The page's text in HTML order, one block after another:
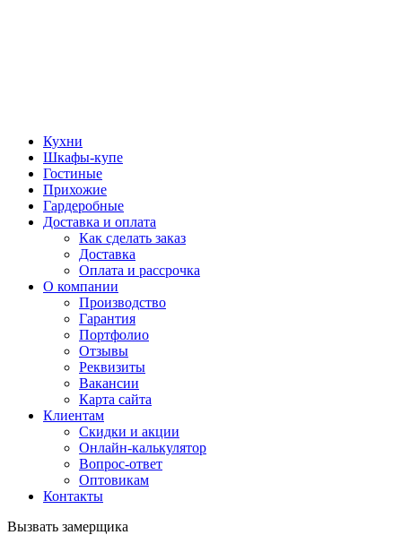
Кухни
Шкафы-купе
Гостиные
Прихожие
Гардеробные
Доставка и оплата
Как сделать заказ
Доставка
Оплата и рассрочка
О компании
Производство
Гарантия
Портфолио
Отзывы
Реквизиты
Вакансии
Карта сайта
Клиентам
Скидки и акции
Онлайн-калькулятор
Вопрос-ответ
Оптовикам
Контакты
Вызвать замерщика